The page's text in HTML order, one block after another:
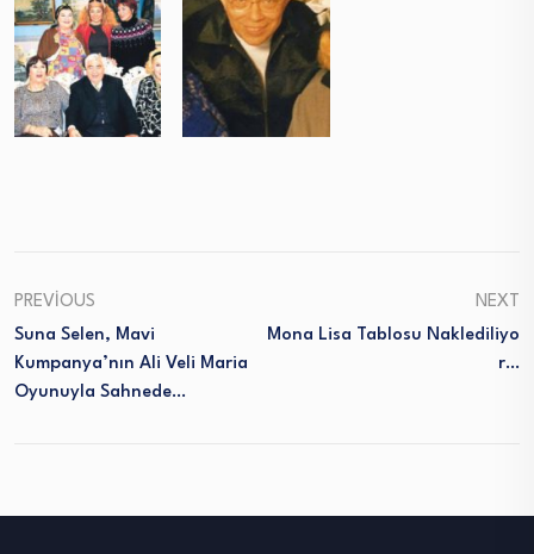
PREVIOUS
Suna Selen, Mavi
Kumpanya’nın Ali Veli Maria
Oyunuyla Sahnede…
NEXT
Mona Lisa Tablosu Naklediliyo
R…